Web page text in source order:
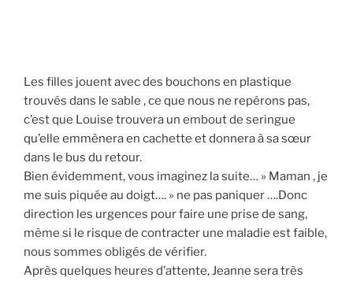
Les filles jouent avec des bouchons en plastique
trouvés dans le sable , ce que nous ne repérons pas,
c’est que Louise trouvera un embout de seringue
qu’elle emmènera en cachette et donnera à sa sœur
dans le bus du retour.
Bien évidemment, vous imaginez la suite… » Maman , je
me suis piquée au doigt…. » ne pas paniquer ….Donc
direction les urgences pour faire une prise de sang,
même si le risque de contracter une maladie est faible,
nous sommes obligés de vérifier.
Après quelques heures d’attente, Jeanne sera très